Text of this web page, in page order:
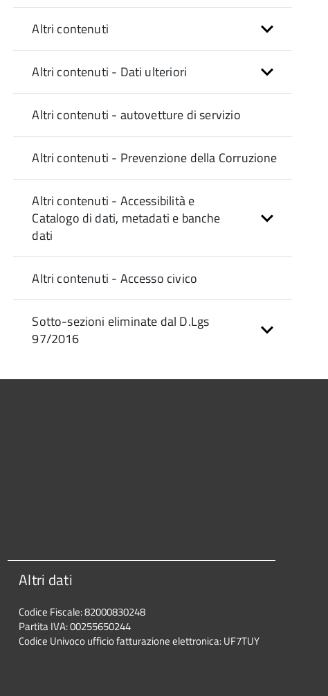
Altri contenuti
Altri contenuti - Dati ulteriori
Altri contenuti - autovetture di servizio
Altri contenuti - Prevenzione della Corruzione
Altri contenuti - Accessibilità e
Catalogo di dati, metadati e banche
dati
Altri contenuti - Accesso civico
Sotto-sezioni eliminate dal D.Lgs
97/2016
Altri dati
Codice Fiscale: 82000830248
Partita IVA: 00255650244
Codice Univoco ufficio fatturazione elettronica: UF7TUY